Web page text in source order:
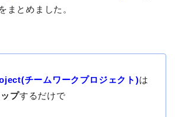
まとめました。
チームワークプロジェクト)は
プするだけで